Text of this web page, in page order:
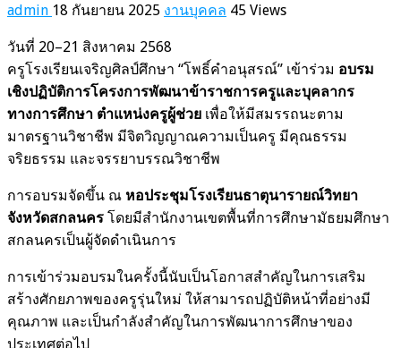
admin 18 กันยายน 2025 งานบุคคล 45 Views
วันที่ 20–21 สิงหาคม 2568
ครูโรงเรียนเจริญศิลป์ศึกษา “โพธิ์คำอนุสรณ์” เข้าร่วม อบรม
เชิงปฏิบัติการโครงการพัฒนาข้าราชการครูและบุคลากร
ทางการศึกษา ตำแหน่งครูผู้ช่วย เพื่อให้มีสมรรถนะตาม
มาตรฐานวิชาชีพ มีจิตวิญญาณความเป็นครู มีคุณธรรม
จริยธรรม และจรรยาบรรณวิชาชีพ
การอบรมจัดขึ้น ณ หอประชุมโรงเรียนธาตุนารายณ์วิทยา
จังหวัดสกลนคร โดยมีสำนักงานเขตพื้นที่การศึกษามัธยมศึกษา
สกลนครเป็นผู้จัดดำเนินการ
การเข้าร่วมอบรมในครั้งนี้นับเป็นโอกาสสำคัญในการเสริม
สร้างศักยภาพของครูรุ่นใหม่ ให้สามารถปฏิบัติหน้าที่อย่างมี
คุณภาพ และเป็นกำลังสำคัญในการพัฒนาการศึกษาของ
ประเทศต่อไป